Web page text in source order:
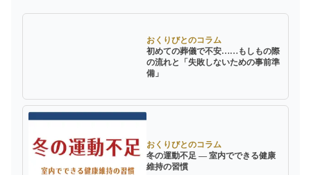
おくりびとのコラム
初めての葬儀で不安……もしもの際
の流れと「失敗しないための事前準
備」
冬の運動不足 ― 室内でできる健康
維持の習慣